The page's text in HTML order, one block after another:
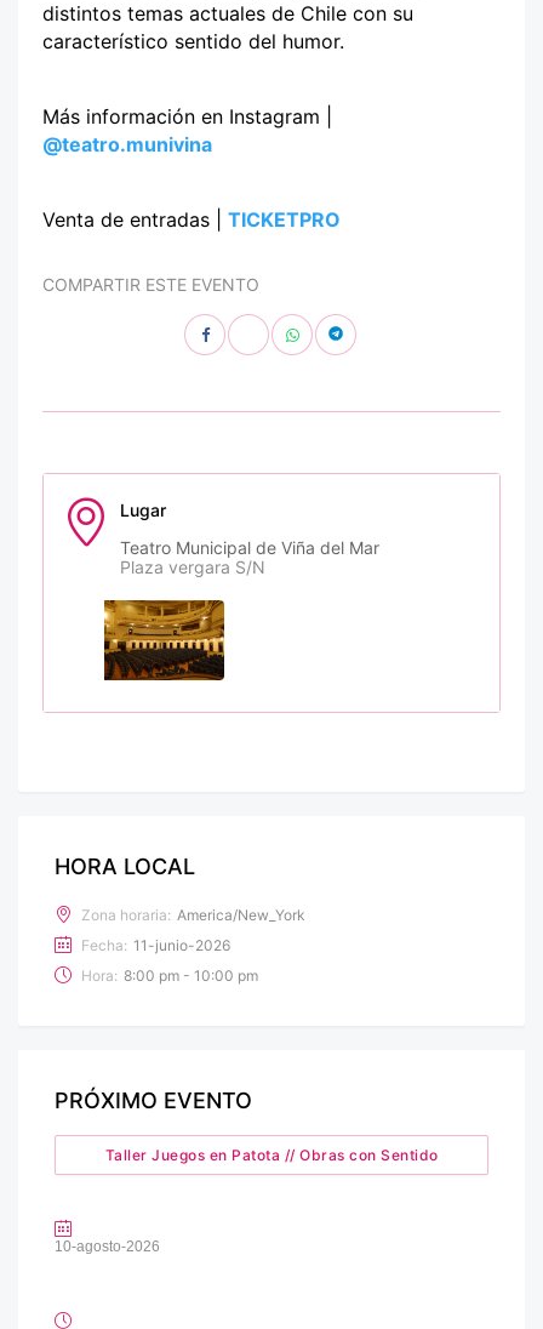
distintos temas actuales de Chile con su
característico sentido del humor.
Más información en Instagram |
@teatro.munivina
Venta de entradas | TICKETPRO
COMPARTIR ESTE EVENTO
Lugar
Teatro Municipal de Viña del Mar
Plaza vergara S/N
HORA LOCAL
Zona horaria: America/New_York
Fecha: 11-junio-2026
Hora: 8:00 pm - 10:00 pm
PRÓXIMO EVENTO
Taller Juegos en Patota // Obras con Sentido
10-agosto-2026